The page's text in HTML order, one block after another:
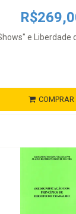
e Liberdade
COMPRAR